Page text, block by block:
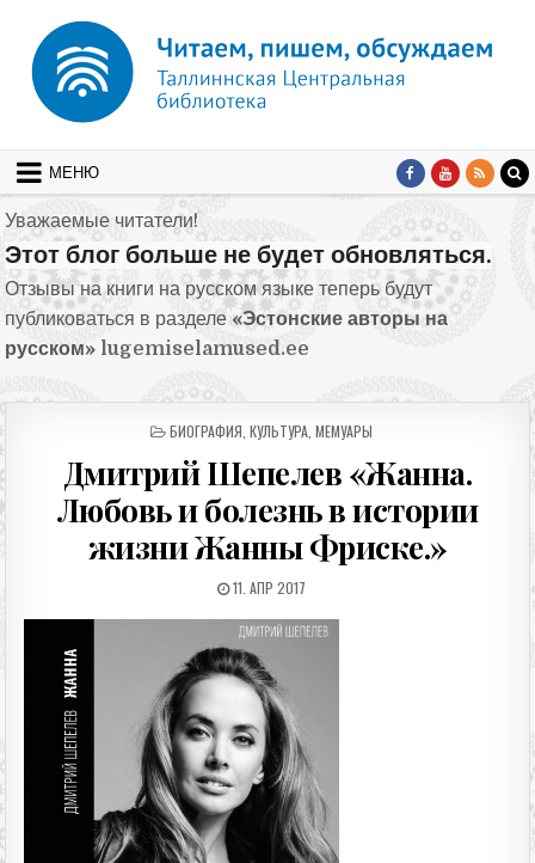
МЕНЮ
Уважаемые читатели!
Этот блог больше не будет обновляться.
Отзывы на книги на русском языке теперь будут
публиковаться в разделе«Эстонские авторы на
русском» lugemiselamused.ee
ОПУБЛИКОВАНО В
БИОГРАФИЯ КУЛЬТУРА МЕМУАРЫ
Дмитрий Шепелев «Жанна.
Любовь и болезнь в истории
жизни Жанны Фриске.»
ДАТА ПУБЛИКАЦИИ:
11. АПР 2017